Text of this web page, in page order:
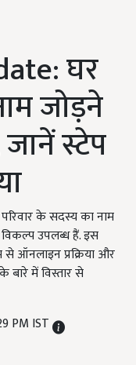
घर
जोड़ने
स्टेप
के सदस्य का नाम
उपलब्ध हैं. इस
ऑनलाइन प्रक्रिया और
बारे में विस्तार से
PM IST